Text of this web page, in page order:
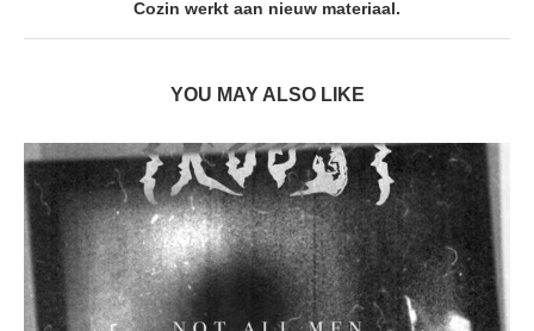
Cozin werkt aan nieuw materiaal.
YOU MAY ALSO LIKE